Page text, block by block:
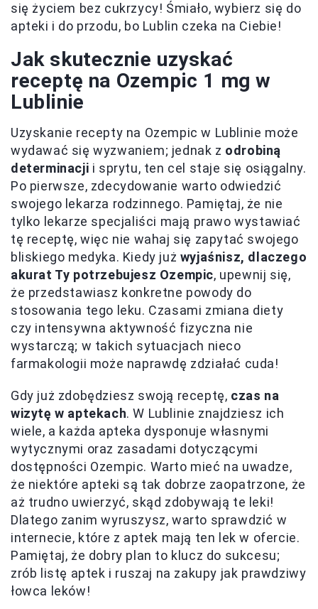
się życiem bez cukrzycy! Śmiało, wybierz się do
apteki i do przodu, bo Lublin czeka na Ciebie!
Jak skutecznie uzyskać
receptę na Ozempic 1 mg w
Lublinie
Uzyskanie recepty na Ozempic w Lublinie może
wydawać się wyzwaniem; jednak z odrobiną
determinacji i sprytu, ten cel staje się osiągalny.
Po pierwsze, zdecydowanie warto odwiedzić
swojego lekarza rodzinnego. Pamiętaj, że nie
tylko lekarze specjaliści mają prawo wystawiać
tę receptę, więc nie wahaj się zapytać swojego
bliskiego medyka. Kiedy już wyjaśnisz, dlaczego
akurat Ty potrzebujesz Ozempic, upewnij się,
że przedstawiasz konkretne powody do
stosowania tego leku. Czasami zmiana diety
czy intensywna aktywność fizyczna nie
wystarczą; w takich sytuacjach nieco
farmakologii może naprawdę zdziałać cuda!
Gdy już zdobędziesz swoją receptę, czas na
wizytę w aptekach. W Lublinie znajdziesz ich
wiele, a każda apteka dysponuje własnymi
wytycznymi oraz zasadami dotyczącymi
dostępności Ozempic. Warto mieć na uwadze,
że niektóre apteki są tak dobrze zaopatrzone, że
aż trudno uwierzyć, skąd zdobywają te leki!
Dlatego zanim wyruszysz, warto sprawdzić w
internecie, które z aptek mają ten lek w ofercie.
Pamiętaj, że dobry plan to klucz do sukcesu;
zrób listę aptek i ruszaj na zakupy jak prawdziwy
łowca leków!